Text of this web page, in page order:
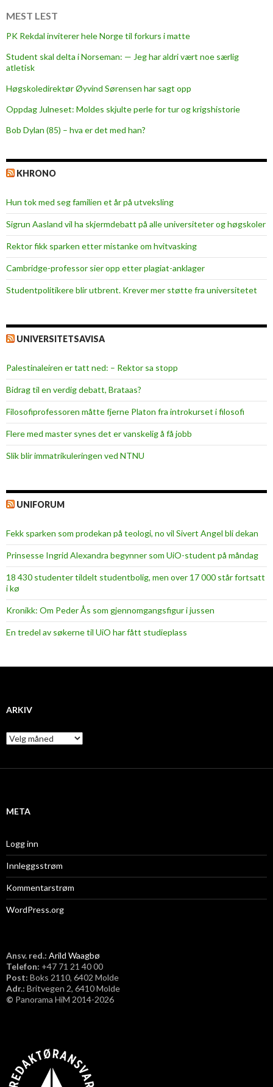
MEST LEST
PK Rekdal inviterer hele Norge til forkurs i matte
Student skal delta i Norseman: — Jeg har aldri vært noe særlig
atletisk
Høgskoledirektør Øyvind Sørensen har sagt opp
Oppdag Julneset: Moldes skjulte perle for tur og krigshistorie
Bob Dylan (85) – hva er det med han?
KHRONO
Hun tok med seg familien et år på utveksling
Sigrun Aasland vil ha skjerm­debatt på alle universiteter og høgskoler
Rektor fikk sparken etter mistanke om hvitvasking
Cambridge-professor sier opp etter plagiat-anklager
Studentpolitikere blir utbrent. Krever mer støtte fra universitetet
UNIVERSITETSAVISA
Palestinaleiren er tatt ned: – Rektor sa stopp
Bidrag til en verdig debatt, Brataas?
Filosofiprofessoren måtte fjerne Platon fra introkurset i filosofi
Flere med master synes det er vanskelig å få jobb
Slik blir immatrikuleringen ved NTNU
UNIFORUM
Fekk sparken som prodekan på teologi, no vil Sivert Angel bli dekan
Prinsesse Ingrid Alexandra begynner som UiO-student på måndag
18 430 studenter tildelt studentbolig, men over 17 000 står fortsatt
i kø
Kronikk: Om Peder Ås som gjennomgangsfigur i jussen
En tredel av søkerne til UiO har fått studieplass
ARKIV
A
r
i
META
Logg inn
Innleggsstrøm
Kommentarstrøm
WordPress.org
Ansv. red.: Arild Waagbø
Telefon: ​+47 71 21 40 00
Post: Boks 2110, 6402 Molde
Adr.: Britvegen 2, 6410 Molde
© Panorama HiM 2014-2026